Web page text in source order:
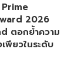
Prime
2026
ตอกย้ำความ
พียวในระดับ